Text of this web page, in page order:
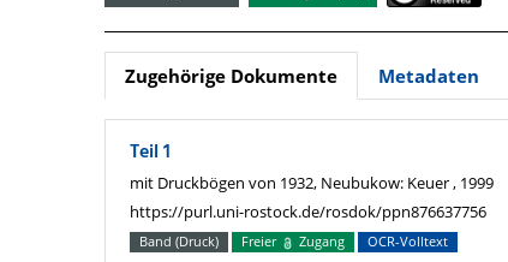
Zugehörige Dokumente Metadaten
Teil 1
mit Druckbögen von 1932, Neubukow: Keuer , 1999
https://purl.uni-rostock.de/rosdok/ppn876637756
Band (Druck) Freier Zugang OCR-Volltext